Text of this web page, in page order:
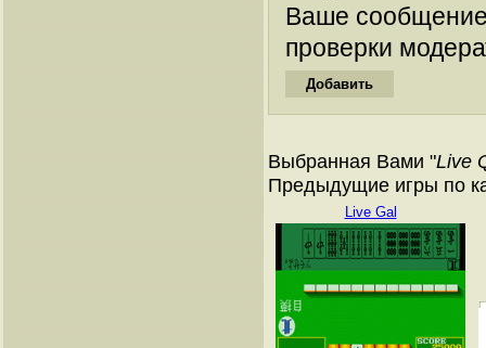
Ваше
проверки
Выбранная Вами "Live
Предыдущие игры по
Live Gal